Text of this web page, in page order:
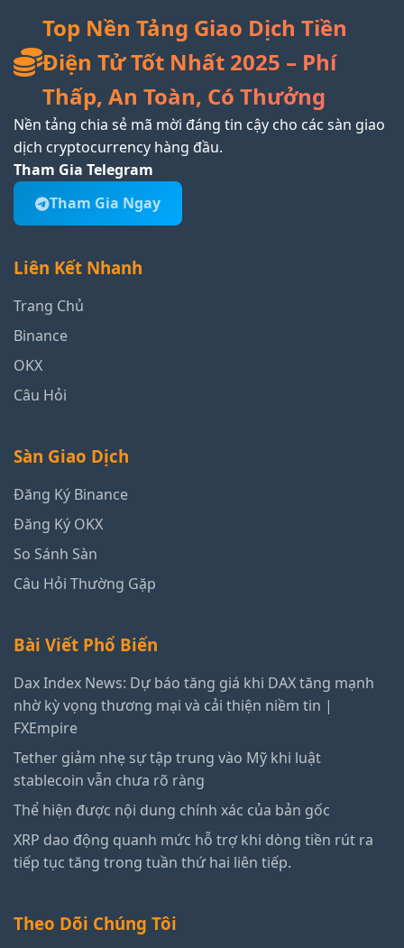
Top Nền Tảng Giao Dịch Tiền
Điện Tử Tốt Nhất 2025 – Phí
Thấp, An Toàn, Có Thưởng
Nền tảng chia sẻ mã mời đáng tin cậy cho các sàn giao
dịch cryptocurrency hàng đầu.
Tham Gia Telegram
Tham Gia Ngay
Liên Kết Nhanh
Trang Chủ
Binance
OKX
Câu Hỏi
Sàn Giao Dịch
Đăng Ký Binance
Đăng Ký OKX
So Sánh Sàn
Câu Hỏi Thường Gặp
Bài Viết Phổ Biến
Dax Index News: Dự báo tăng giá khi DAX tăng mạnh
nhờ kỳ vọng thương mại và cải thiện niềm tin |
FXEmpire
Tether giảm nhẹ sự tập trung vào Mỹ khi luật
stablecoin vẫn chưa rõ ràng
Thể hiện được nội dung chính xác của bản gốc
XRP dao động quanh mức hỗ trợ khi dòng tiền rút ra
tiếp tục tăng trong tuần thứ hai liên tiếp.
Theo Dõi Chúng Tôi